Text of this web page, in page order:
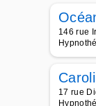
146 rue
17 rue